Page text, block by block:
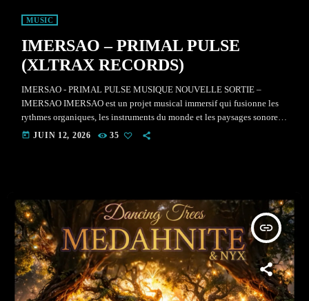
MUSIC
IMERSAO – PRIMAL PULSE
(XLTRAX RECORDS)
IMERSAO - PRIMAL PULSE MUSIQUE NOUVELLE SORTIE –
IMERSAO IMERSAO est un projet musical immersif qui fusionne les
rythmes organiques, les instruments du monde et les paysages sonores
électroniques pour créer des voyages sonores profonds et
today JUIN 12, 2026 35
insert_link